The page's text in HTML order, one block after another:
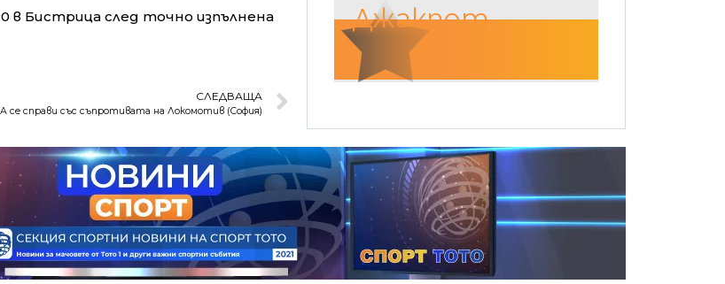
в Бистрица след точно изпълнена
СЛЕДВАЩА
се справи със съпротивата на Локомотив (София)
Джакпот